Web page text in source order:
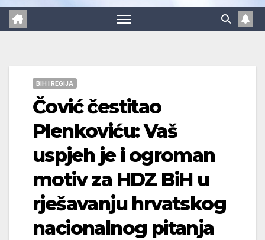
BIH I REGIJA
Čović čestitao
Plenkoviću: Vaš
uspjeh je i ogroman
motiv za HDZ BiH u
rješavanju hrvatskog
nacionalnog pitanja